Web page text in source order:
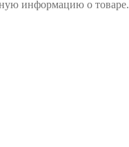
информацию о